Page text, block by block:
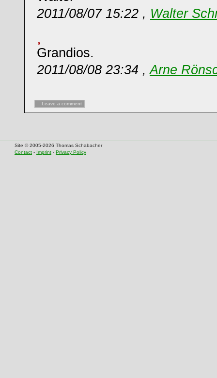
2011/08/07 15:22 , Walter
Grandios.
2011/08/08 23:34 ,Arne
Leave a comment
Site © 2005-2026 Thomas Schabacher
Contact - Imprint - Privacy Policy